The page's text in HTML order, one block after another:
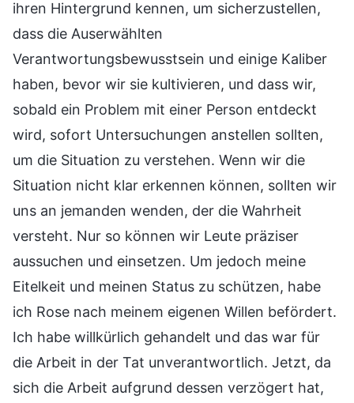
ihren Hintergrund kennen, um sicherzustellen,
dass die Auserwählten
Verantwortungsbewusstsein und einige Kaliber
haben, bevor wir sie kultivieren, und dass wir,
sobald ein Problem mit einer Person entdeckt
wird, sofort Untersuchungen anstellen sollten,
um die Situation zu verstehen. Wenn wir die
Situation nicht klar erkennen können, sollten wir
uns an jemanden wenden, der die Wahrheit
versteht. Nur so können wir Leute präziser
aussuchen und einsetzen. Um jedoch meine
Eitelkeit und meinen Status zu schützen, habe
ich Rose nach meinem eigenen Willen befördert.
Ich habe willkürlich gehandelt und das war für
die Arbeit in der Tat unverantwortlich. Jetzt, da
sich die Arbeit aufgrund dessen verzögert hat,